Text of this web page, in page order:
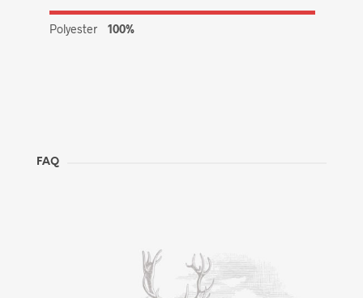
Polyester 100%
FAQ